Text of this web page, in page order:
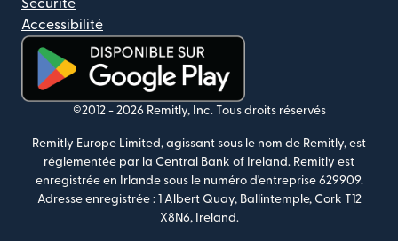
Sécurité
Accessibilité
(s'ouvre dans une nouvelle fenêtre)
©2012 - 2026 Remitly, Inc. Tous droits réservés
Remitly Europe Limited, agissant sous le nom de Remitly, est
réglementée par la Central Bank of Ireland. Remitly est
enregistrée en Irlande sous le numéro d'entreprise 629909.
Adresse enregistrée : 1 Albert Quay, Ballintemple, Cork T12
X8N6, Ireland.